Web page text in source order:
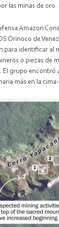
las minas de oro.
Amazon
Orinoco de
para identificar al
o piezas de
El grupo encontró
más en la cima